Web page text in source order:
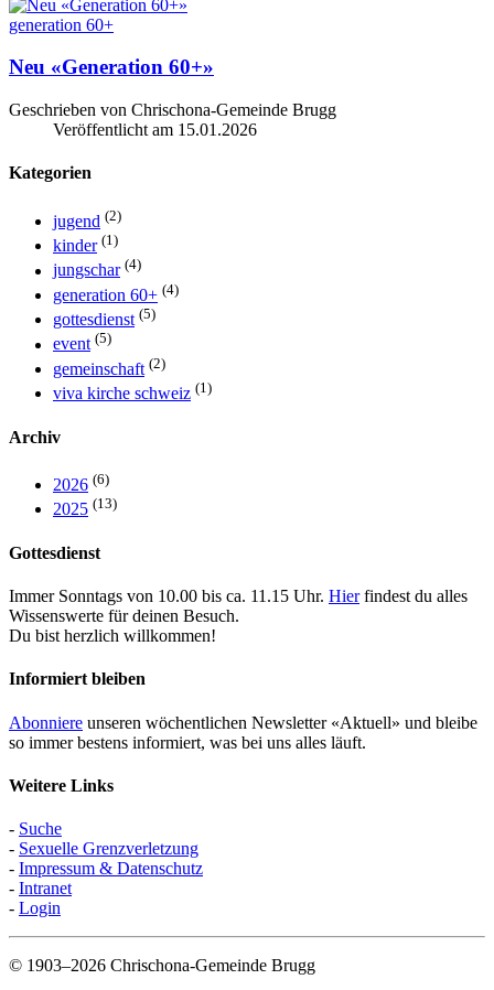
generation 60+
Neu «Generation 60+»
Geschrieben von Chrischona-Gemeinde Brugg
Veröffentlicht am 15.01.2026
Kategorien
jugend (2)
kinder (1)
jungschar (4)
generation 60+ (4)
gottesdienst (5)
event (5)
gemeinschaft (2)
viva kirche schweiz (1)
Archiv
2026 (6)
2025 (13)
Gottesdienst
Immer Sonntags von 10.00 bis ca. 11.15 Uhr. Hierfindest du alles
Wissenswerte für deinen Besuch.
Du bist herzlich willkommen!
Informiert bleiben
Abonniere unseren wöchentlichen Newsletter «Aktuell» und bleibe
so immer bestens informiert, was bei uns alles läuft.
Weitere Links
- Suche
- Sexuelle Grenzverletzung
- Impressum & Datenschutz
- Intranet
- Login
© 1903–2026 Chrischona-Gemeinde Brugg